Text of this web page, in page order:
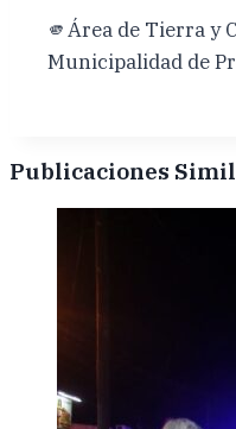
🫵Área de Tierra y
Municipalidad de
Publicaciones